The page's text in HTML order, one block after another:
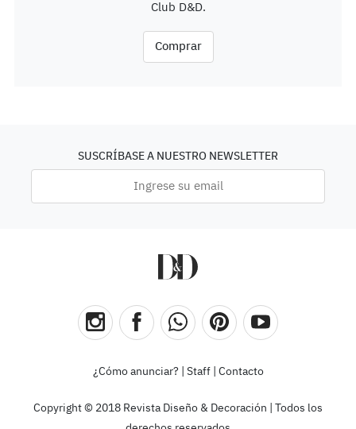
Club D&D.
Comprar
SUSCRÍBASE A NUESTRO NEWSLETTER
¿Cómo anunciar? Staff| Contacto
Copyright © 2018 Revista Diseño & Decoración | Todos los